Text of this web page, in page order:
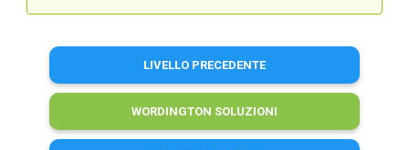
LIVELLO PRECEDENTE
WORDINGTON SOLUZIONI